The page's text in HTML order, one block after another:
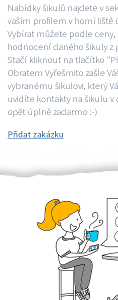
Nabídky šikulů najdete v
vaším profilem v horní liště
Vybírat můžete podle
hodnocení daného šikuly z
Stačí kliknout na tlačítko
Obratem Vyřešmito zašle
vybranému šikulovi, který
uvidíte kontakty na šikulu v
opět úplně zadarmo :-)
Přidat zakázku